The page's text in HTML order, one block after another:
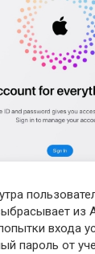
из
входа
пароль от